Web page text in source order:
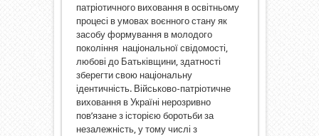
патріотичного виховання в освітньому
процесі в умовах воєнного стану як
засобу формування в молодого
покоління національної свідомості,
любові до Батьківщини, здатності
зберегти свою національну
ідентичність. Військово-патріотичне
виховання в Україні нерозривно
пов’язане з історією боротьби за
незалежність, у тому числі з